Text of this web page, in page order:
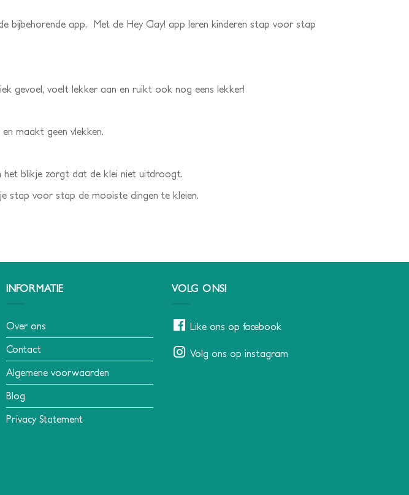
bijbehorende app. Met de Hey Clay! app leren kinderen stap voor stap
gevoel, voelt lekker aan en ruikt ook nog eens lekker!
maakt geen vlekken.
het blikje zorgt dat de klei niet uitdroogt.
stap voor stap de mooiste dingen te kleien.
INFORMATIE
Over ons
Contact
Algemene voorwaarden
Blog
Privacy Statement
VOLG ONS!
Like ons op facebook
Volg ons op instagram